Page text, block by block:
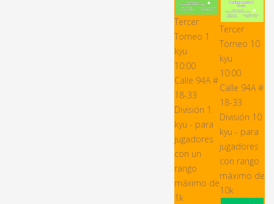
Tercer
Torneo 1
kyu
10:00
Calle 94A #
18-33
División 1
kyu - para
jugadores
con un
rango
máximo de
1k
Tercer
Torneo 10
kyu
10:00
Calle 94A #
18-33
División 10
kyu - para
jugadores
con rango
máximo de
10k